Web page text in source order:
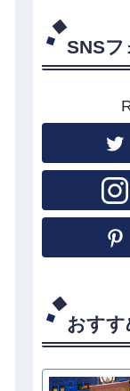
SNSフ
おすす